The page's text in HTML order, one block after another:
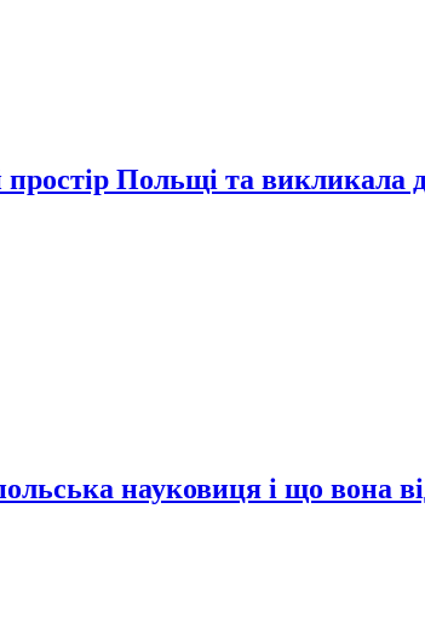
Польщі та викликала
науковиця і що вона